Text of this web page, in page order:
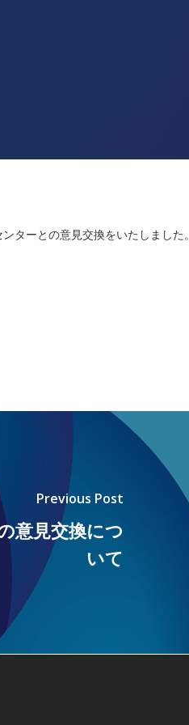
ターとの意見交換をいたしました。
Previous Post
意見交換につ
いて